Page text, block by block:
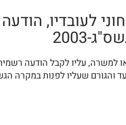
לעובדיו,
2003
למשרה, עליו לקבל הודעה